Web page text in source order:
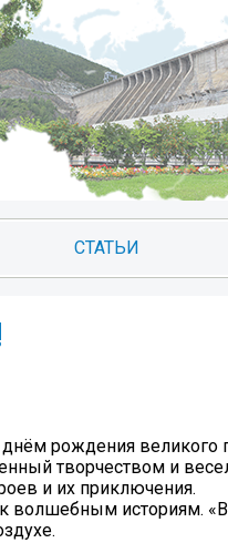
СТАТЬИ
рождения
творчеством и
и их приключения.
волшебным историям.